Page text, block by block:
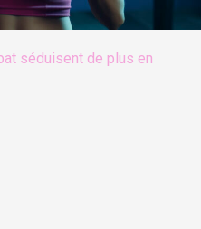
séduisent de plus en